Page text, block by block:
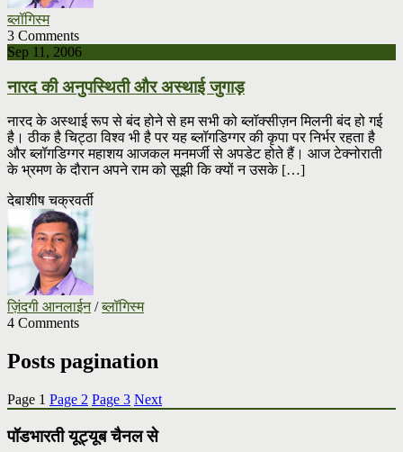
ब्लॉगिस्म
3 Comments
Sep 11, 2006
नारद की अनुपस्थिती और अस्थाई जुगाड़
नारद के अस्थाई रूप से बंद होने से हम सभी को ब्लॉक्सीज़न मिलनी बंद हो गई
है। ठीक है चिट्ठा विश्व भी है पर यह ब्लॉगडिग्गर की कृपा पर निर्भर रहता है
और ब्लॉगडिग्गर महाशय आजकल मनमर्जी से अपडेट होते हैं। आज टेक्नोराती
के भ्रमण के दौरान अपने राम को सूझी कि क्यों न उसके […]
देबाशीष चक्रवर्ती
ज़िंदगी आनलाईन/ब्लॉगिस्म
4 Comments
Posts pagination
Page 1 Page 2 Page 3 Next
पॉडभारती यूट्यूब चैनल से